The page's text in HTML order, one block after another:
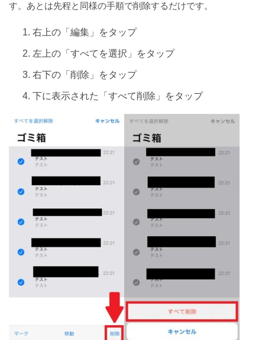
す。あとは先程と同様の手順で削除するだけです。
右上の「編集」をタップ
左上の「すべてを選択」をタップ
右下の「削除」をタップ
下に表示された「すべて削除」をタップ